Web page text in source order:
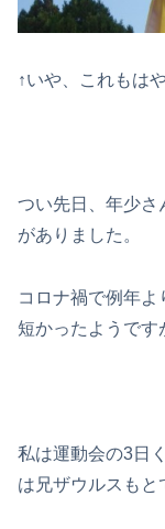
↑いや、これもは
つい先日、年少さ
がありました。
コロナ禍で例年
短かったようです
私は運動会の3日
は兄ザウルスもと